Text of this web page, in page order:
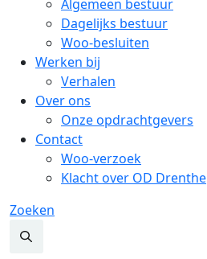
Algemeen bestuur
Dagelijks bestuur
Woo-besluiten
Werken bij
Verhalen
Over ons
Onze opdrachtgevers
Contact
Woo-verzoek
Klacht over OD Drenthe
Zoeken